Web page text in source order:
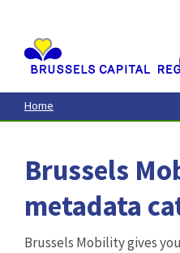
contenu
principal
Home
Brussels
metadata
Brussels Mobility gives